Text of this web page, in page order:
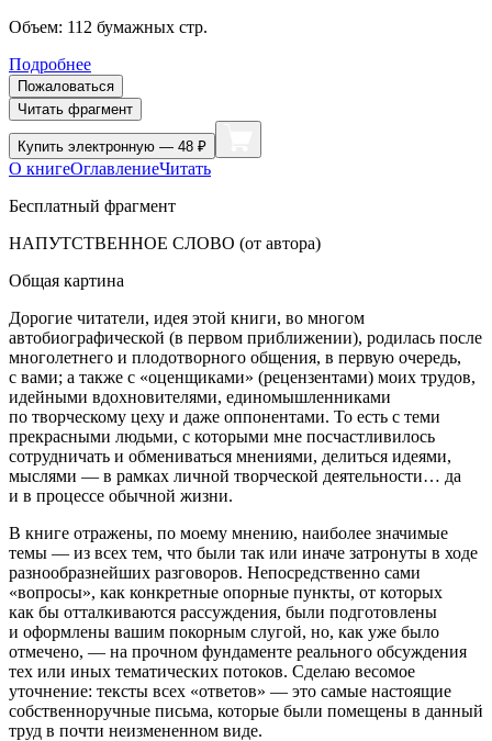
Объем: 112 бумажных стр.
Подробнее
Пожаловаться
Читать фрагмент
Купить электронную — 48 ₽
О книгеОглавлениеЧитать
Бесплатный фрагмент
НАПУТСТВЕННОЕ СЛОВО (от автора)
Общая картина
Дорогие читатели, идея этой книги, во многом
автобиографической (в первом приближении), родилась после
многолетнего и плодотворного общения, в первую очередь,
с вами; а также с «оценщиками» (рецензентами) моих трудов,
идейными вдохновителями, единомышленниками
по творческому цеху и даже оппонентами. То есть с теми
прекрасными людьми, с которыми мне посчастливилось
сотрудничать и обмениваться мнениями, делиться идеями,
мыслями — в рамках личной творческой деятельности… да
и в процессе обычной жизни.
В книге отражены, по моему мнению, наиболее значимые
темы — из всех тем, что были так или иначе затронуты в ходе
разнообразнейших разговоров. Непосредственно сами
«вопросы», как конкретные опорные пункты, от которых
как бы отталкиваются рассуждения, были подготовлены
и оформлены вашим покорным слугой, но, как уже было
отмечено, — на прочном фундаменте реального обсуждения
тех или иных тематических потоков. Сделаю весомое
уточнение: тексты всех «ответов» — это самые настоящие
собственноручные письма, которые были помещены в данный
труд в почти неизмененном виде.